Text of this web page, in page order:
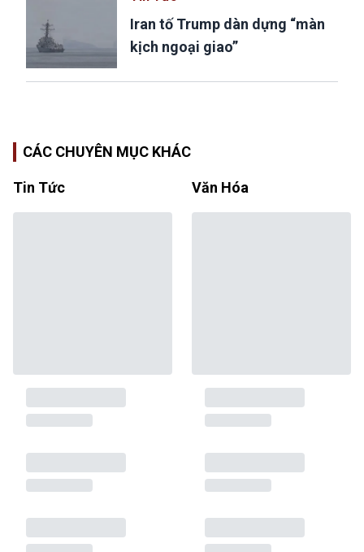
Iran tố Trump dàn dựng “màn
kịch ngoại giao”
CÁC CHUYÊN MỤC KHÁC
Tin Tức Văn Hóa